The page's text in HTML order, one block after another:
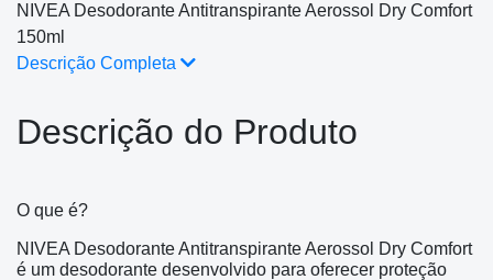
NIVEA Desodorante Antitranspirante Aerossol Dry Comfort
150ml
Descrição Completa
Descrição do Produto
O que é?
NIVEA Desodorante Antitranspirante Aerossol Dry Comfort
é um desodorante desenvolvido para oferecer proteção